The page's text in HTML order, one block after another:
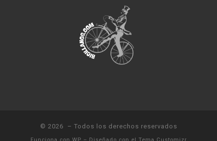
© 2026 – Todos los derechos reservados
Funciona con WP – Diseñado con el Tema Customizr